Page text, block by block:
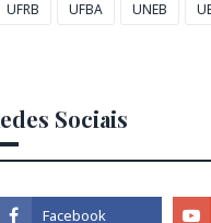
UFRB UFBA UNEB
Sociais